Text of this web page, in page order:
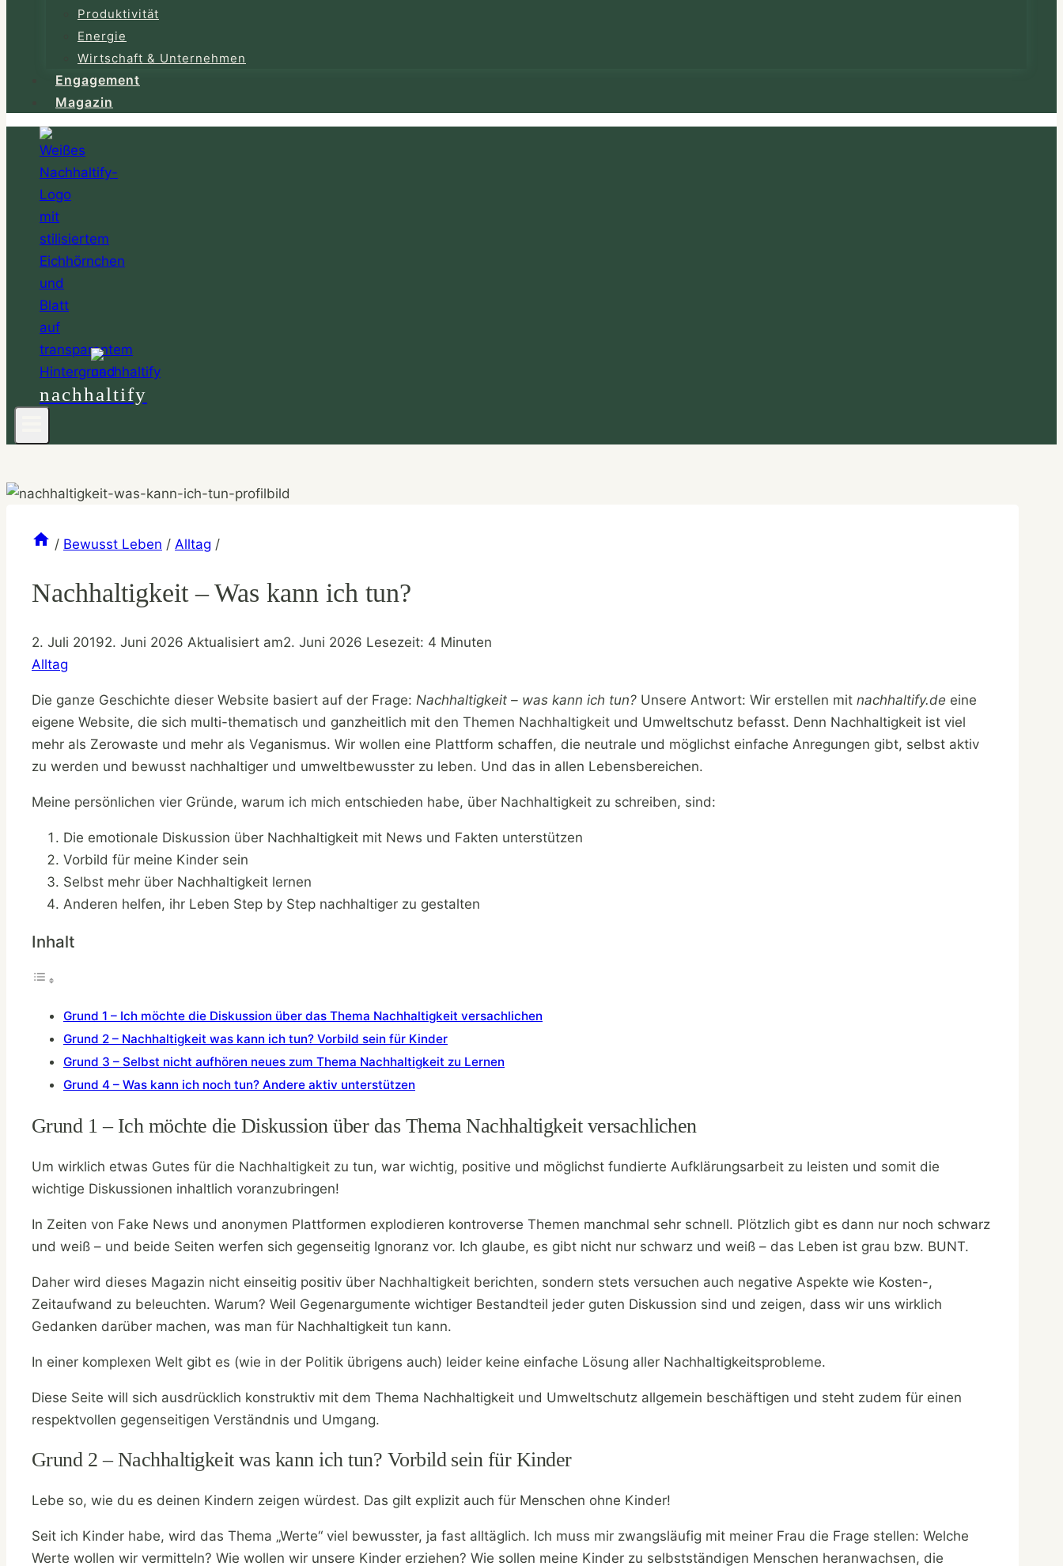
Produktivität
Energie
Wirtschaft & Unternehmen
Engagement
Magazin
nachhaltify
/ Bewusst Leben / Alltag /
Nachhaltigkeit – Was kann ich tun?
2. Juli 20192. Juni 2026 Aktualisiert am2. Juni 2026 Lesezeit: 4 Minuten
Alltag
Die ganze Geschichte dieser Website basiert auf der Frage: Nachhaltigkeit – was kann ich tun? Unsere Antwort: Wir erstellen mit nachhaltify.de eine
eigene Website, die sich multi-thematisch und ganzheitlich mit den Themen Nachhaltigkeit und Umweltschutz befasst. Denn Nachhaltigkeit ist viel
mehr als Zerowaste und mehr als Veganismus. Wir wollen eine Plattform schaffen, die neutrale und möglichst einfache Anregungen gibt, selbst aktiv
zu werden und bewusst nachhaltiger und umweltbewusster zu leben. Und das in allen Lebensbereichen.
Meine persönlichen vier Gründe, warum ich mich entschieden habe, über Nachhaltigkeit zu schreiben, sind:
Die emotionale Diskussion über Nachhaltigkeit mit News und Fakten unterstützen
Vorbild für meine Kinder sein
Selbst mehr über Nachhaltigkeit lernen
Anderen helfen, ihr Leben Step by Step nachhaltiger zu gestalten
Inhalt
Grund 1 – Ich möchte die Diskussion über das Thema Nachhaltigkeit versachlichen
Grund 2 – Nachhaltigkeit was kann ich tun? Vorbild sein für Kinder
Grund 3 – Selbst nicht aufhören neues zum Thema Nachhaltigkeit zu Lernen
Grund 4 – Was kann ich noch tun? Andere aktiv unterstützen
Grund 1 – Ich möchte die Diskussion über das Thema Nachhaltigkeit versachlichen
Um wirklich etwas Gutes für die Nachhaltigkeit zu tun, war wichtig, positive und möglichst fundierte Aufklärungsarbeit zu leisten und somit die
wichtige Diskussionen inhaltlich voranzubringen!
In Zeiten von Fake News und anonymen Plattformen explodieren kontroverse Themen manchmal sehr schnell. Plötzlich gibt es dann nur noch schwarz
und weiß – und beide Seiten werfen sich gegenseitig Ignoranz vor. Ich glaube, es gibt nicht nur schwarz und weiß – das Leben ist grau bzw. BUNT.
Daher wird dieses Magazin nicht einseitig positiv über Nachhaltigkeit berichten, sondern stets versuchen auch negative Aspekte wie Kosten-,
Zeitaufwand zu beleuchten. Warum? Weil Gegenargumente wichtiger Bestandteil jeder guten Diskussion sind und zeigen, dass wir uns wirklich
Gedanken darüber machen, was man für Nachhaltigkeit tun kann.
In einer komplexen Welt gibt es (wie in der Politik übrigens auch) leider keine einfache Lösung aller Nachhaltigkeitsprobleme.
Diese Seite will sich ausdrücklich konstruktiv mit dem Thema Nachhaltigkeit und Umweltschutz allgemein beschäftigen und steht zudem für einen
respektvollen gegenseitigen Verständnis und Umgang.
Grund 2 – Nachhaltigkeit was kann ich tun? Vorbild sein für Kinder
Lebe so, wie du es deinen Kindern zeigen würdest. Das gilt explizit auch für Menschen ohne Kinder!
Seit ich Kinder habe, wird das Thema „Werte“ viel bewusster, ja fast alltäglich. Ich muss mir zwangsläufig mit meiner Frau die Frage stellen: Welche
Werte wollen wir vermitteln? Wie wollen wir unsere Kinder erziehen? Wie sollen meine Kinder zu selbstständigen Menschen heranwachsen, die